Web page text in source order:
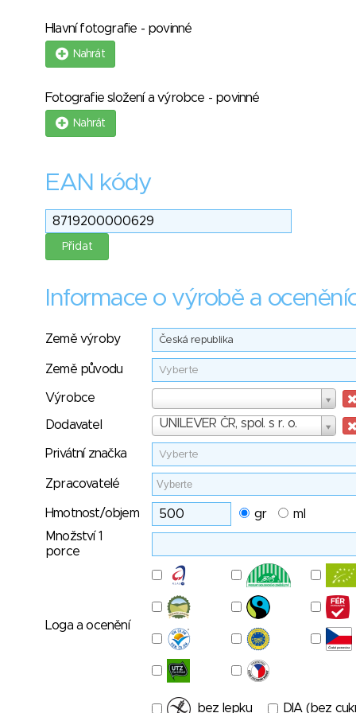
Hlavní fotografie - povinné
Nahrát
Fotografie složení a výrobce - povinné
Nahrát
EAN kódy
Informace o výrobě a
Země výroby Česká republika
Země původu Vyberte
Výrobce
Dodavatel UNILEVER ČR, spol. s r. o.
Dodavatel
Privátní značka Vyberte
Zpracovatelé
Hmotnost/objem gr
ml
Množství 1
porce
Loga a ocenění
bez lepku DIA (bez